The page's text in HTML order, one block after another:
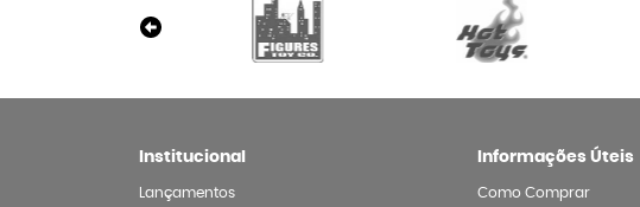
Institucional
Lançamentos
Informações Úteis
Como Comprar